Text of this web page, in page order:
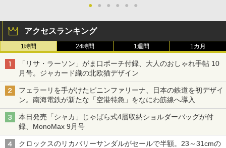
● ● ● ● ● ●
アクセスランキング
1時間 24時間 1週間 1カ月
「リサ・ラーソン」がま口ポーチ付録、大人のおしゃれ手帖 10
月号。ジャカード織の北欧猫デザイン
フェラーリを手がけたピニンファリーナ、日本の鉄道を初デザイ
ン。南海電鉄が新たな「空港特急」をなにわ筋線へ導入
本日発売「シャカ」じゃばら式4層収納ショルダーバッグが付
録、MonoMax 9月号
クロックスのリカバリーサンダルがセールで半額。23～31cmの